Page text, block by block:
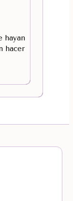
hayan
hacer